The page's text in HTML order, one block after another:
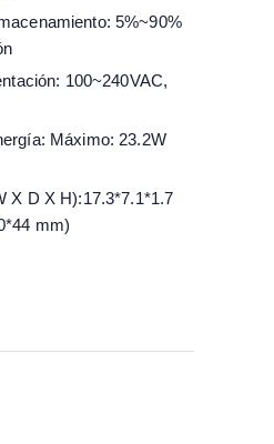
5%~90%
100~240VAC,
Máximo: 23.2W
X D X H):17.3*7.1*1.7
mm)